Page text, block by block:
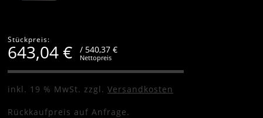
Stückpreis:
643,04€ / 540,37 €
Nettopreis
inkl. 19 % MwSt. zzgl. Versandkosten
Rückkaufpreis auf Anfrage.